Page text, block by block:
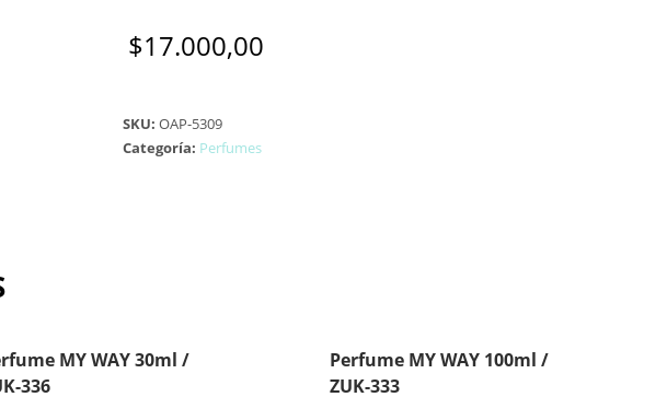
$17.000,00
SKU: OAP-5309
Categoría: Perfumes
MY WAY 30ml /
336
Perfume MY WAY 100ml /
ZUK-333